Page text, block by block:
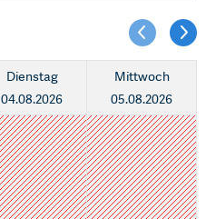
Dienstag
04.08.2026
Mittwoch
05.08.2026